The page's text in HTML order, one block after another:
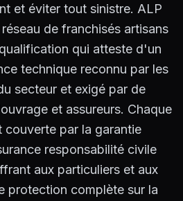
et éviter tout sinistre. ALP
de franchisés artisans
qui atteste d'un
technique reconnu par les
secteur et exigé par de
et assureurs. Chaque
couverte par la garantie
responsabilité civile
aux particuliers et aux
protection complète sur la